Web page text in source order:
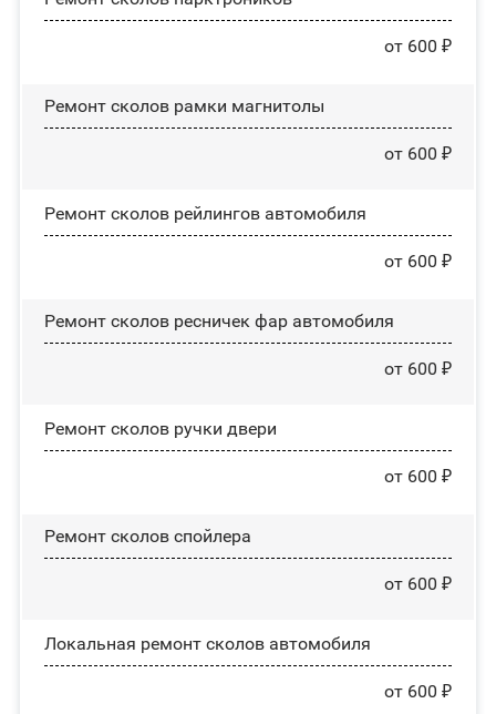
от 600 ₽
Ремонт сколов рамки магнитолы
от 600 ₽
Ремонт сколов рейлингов автомобиля
от 600 ₽
Ремонт сколов ресничек фар автомобиля
от 600 ₽
Ремонт сколов ручки двери
от 600 ₽
Ремонт сколов спойлера
от 600 ₽
Локальная ремонт сколов автомобиля
от 600 ₽